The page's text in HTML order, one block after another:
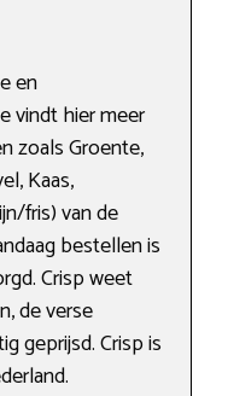
en
vindt hier meer
zoals Groente,
Kaas,
fris) van de
bestellen is
Crisp weet
de verse
geprijsd. Crisp is